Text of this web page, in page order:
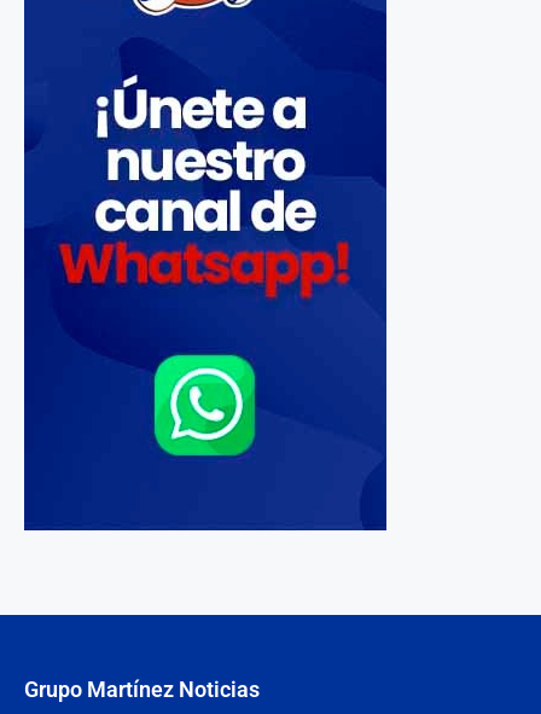
Grupo Martínez Noticias